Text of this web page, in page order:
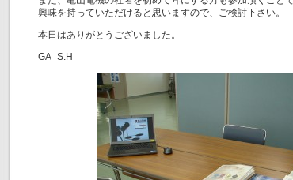
興味を持っていただけると思いますので、ご検討下さい。
本日はありがとうございました。
GA_S.H